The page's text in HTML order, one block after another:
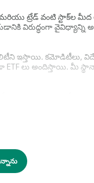
మరియు ట్రేడ్ వంటి
విరుద్ధంగా వైవిధ్యాన్ని
ఇస్తాయి. కమోడిటీలు,
లు అందిస్తాయి. మీ